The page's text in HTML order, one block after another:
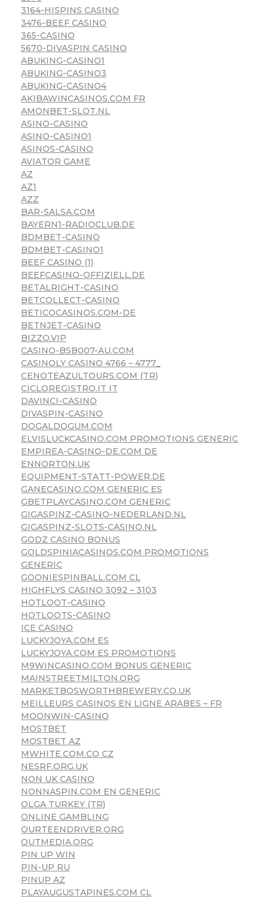
3164-HISPINS CASINO
3476-BEEF CASINO
365-CASINO
5670-DIVASPIN CASINO
ABUKING-CASINO1
ABUKING-CASINO3
ABUKING-CASINO4
AKIBAWINCASINOS.COM FR
AMONBET-SLOT.NL
ASINO-CASINO
ASINO-CASINO1
ASINOS-CASINO
AVIATOR GAME
AZ
AZ1
AZZ
BAR-SALSA.COM
BAYERN1-RADIOCLUB.DE
BDMBET-CASINO
BDMBET-CASINO1
BEEF CASINO (1)
BEEFCASINO-OFFIZIELL.DE
BETALRIGHT-CASINO
BETCOLLECT-CASINO
BETICOCASINOS.COM-DE
BETNJET-CASINO
BIZZO.VIP
CASINO-BSB007-AU.COM
CASINOLY CASINO 4766 – 4777_
CENOTEAZULTOURS.COM (TR)
CICLOREGISTRO.IT IT
DAVINCI-CASINO
DIVASPIN-CASINO
DOGALDOGUM.COM
ELVISLUCKCASINO.COM PROMOTIONS GENERIC
EMPIREA-CASINO-DE.COM DE
ENNORTON.UK
EQUIPMENT-STATT-POWER.DE
GANECASINO.COM GENERIC ES
GBETPLAYCASINO.COM GENERIC
GIGASPINZ-CASINO-NEDERLAND.NL
GIGASPINZ-SLOTS-CASINO.NL
GODZ CASINO BONUS
GOLDSPINIACASINOS.COM PROMOTIONS
GENERIC
GOONIESPINBALL.COM CL
HIGHFLYS CASINO 3092 – 3103
HOTLOOT-CASINO
HOTLOOTS-CASINO
ICE CASINO
LUCKYJOYA.COM ES
LUCKYJOYA.COM ES PROMOTIONS
M9WINCASINO.COM BONUS GENERIC
MAINSTREETMILTON.ORG
MARKETBOSWORTHBREWERY.CO.UK
MEILLEURS CASINOS EN LIGNE ARABES – FR
MOONWIN-CASINO
MOSTBET
MOSTBET AZ
MWHITE.COM.CO CZ
NESRF.ORG.UK
NON UK CASINO
NONNASPIN.COM EN GENERIC
OLGA TURKEY (TR)
ONLINE GAMBLING
OURTEENDRIVER.ORG
OUTMEDIA.ORG
PIN UP WIN
PIN-UP RU
PINUP AZ
PLAYAUGUSTAPINES.COM CL